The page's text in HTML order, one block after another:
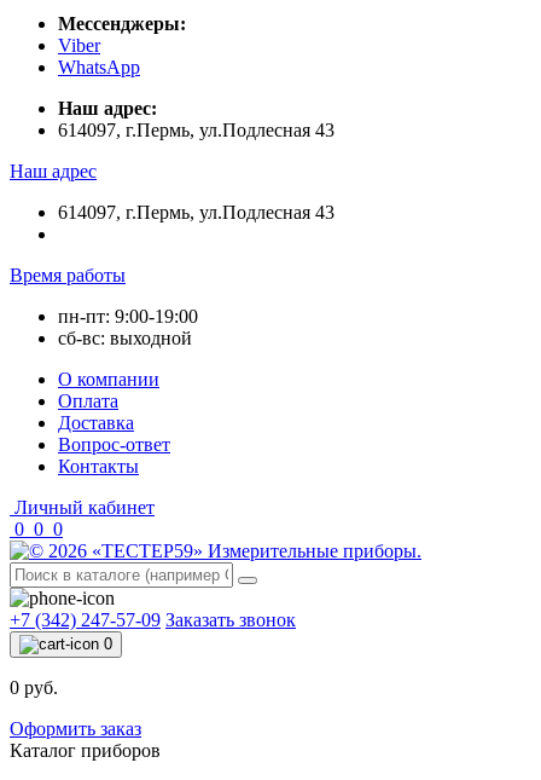
Мессенджеры:
Viber
WhatsApp
Наш адрес:
614097, г.Пермь, ул.Подлесная 43
Наш адрес
614097, г.Пермь, ул.Подлесная 43
Время работы
пн-пт: 9:00-19:00
сб-вс: выходной
О компании
Оплата
Доставка
Вопрос-ответ
Контакты
Личный кабинет
0 0 0
+7 (342) 247-57-09 Заказать звонок
0
0 руб.
Оформить заказ
Каталог приборов